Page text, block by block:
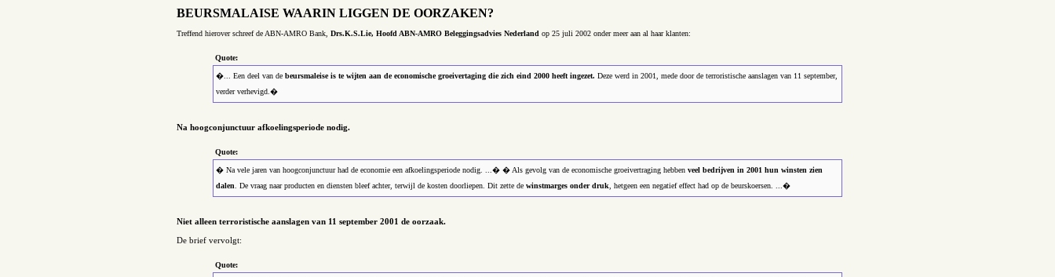
BEURSMALAISE WAARIN LIGGEN DE OORZAKEN?
Treffend hierover schreef de ABN-AMRO Bank, Drs.K.S.Lie, Hoofd ABN-AMRO Beleggingsadvies Nederland op 25 juli 2002 onder meer aan al haar klanten:
Quote:
�... Een deel van de beursmaleise is te wijten aan de economische groeivertaging die zich eind 2000 heeft ingezet. Deze werd in 2001, mede door de terroristische aanslagen van 11 september,
verder verhevigd.�
Na hoogconjunctuur afkoelingsperiode nodig.
Quote:
� Na vele jaren van hoogconjunctuur had de economie een afkoelingsperiode nodig. ...� � Als gevolg van de economische groeivertraging hebben veel bedrijven in 2001 hun winsten zien
dalen . De vraag naar producten en diensten bleef achter, terwijl de kosten doorliepen. Dit zette de winstmarges onder druk , hetgeen een negatief effect had op de beurskoersen. ...�
Niet alleen terroristische aanslagen van 11 september 2001 de oorzaak.
De brief vervolgt:
Quote: